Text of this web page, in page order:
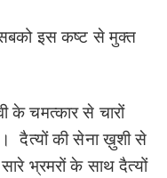
सबको इस कष्ट से मुक्त
के चमत्कार से चारों
दैत्यों की सेना ख़ुशी से
भ्रमरों के साथ दैत्यों